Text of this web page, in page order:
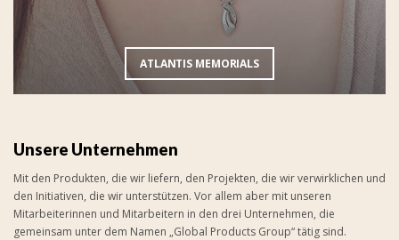
ATLANTIS MEMORIALS
Unsere Unternehmen
Mit den Produkten, die wir liefern, den Projekten, die wir verwirklichen und
den Initiativen, die wir unterstützen. Vor allem aber mit unseren
Mitarbeiterinnen und Mitarbeitern in den drei Unternehmen, die
gemeinsam unter dem Namen „Global Products Group“ tätig sind.